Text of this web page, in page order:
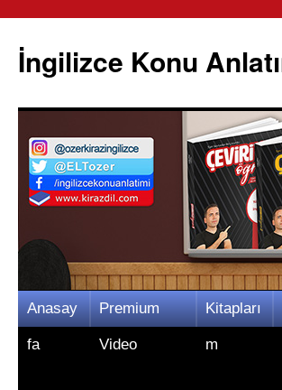
İngilizce Konu
İçeriğe
atla
Anasay
fa
Premium
Video
Kitapları
m